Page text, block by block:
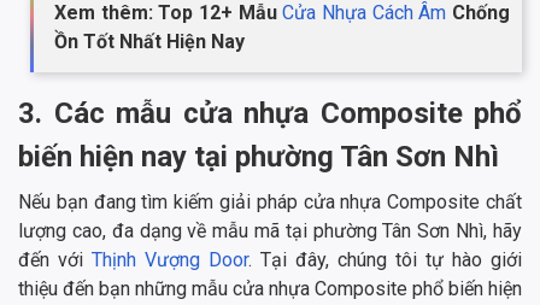
Xem thêm: Top 12+ MẫuCửa Nhựa Cách Âm Chống
Ồn Tốt Nhất Hiện Nay
3. Các mẫu cửa nhựa Composite phổ
biến hiện nay tại phường Tân Sơn Nhì
Nếu bạn đang tìm kiếm giải pháp cửa nhựa Composite chất
lượng cao, đa dạng về mẫu mã tại phường Tân Sơn Nhì, hãy
đến với Thịnh Vượng Door. Tại đây, chúng tôi tự hào giới
thiệu đến bạn những mẫu cửa nhựa Composite phổ biến hiện